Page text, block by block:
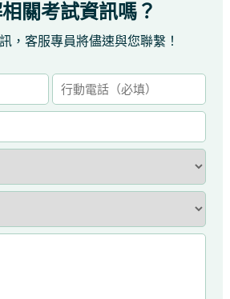
關考試資訊嗎？
，客服專員將儘速與您聯繫！